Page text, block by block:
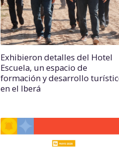
Exhibieron detalles del Hotel
Escuela, un espacio de
formación y desarrollo
en el Iberá